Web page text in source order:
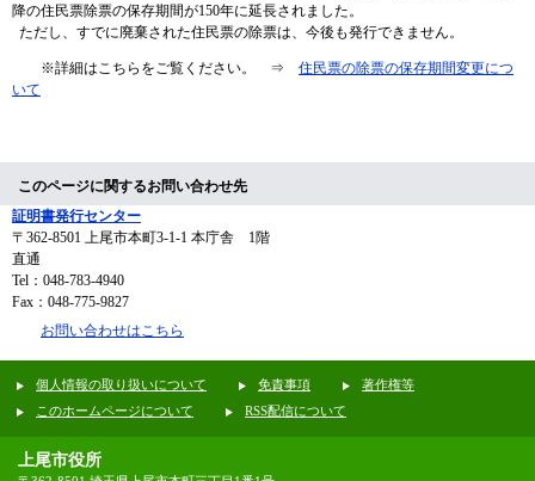
降の住民票除票の保存期間が150年に延長されました。
ただし、すでに廃棄された住民票の除票は、今後も発行できません。
※詳細はこちらをご覧ください。 ⇒ 住民票の除票の保存期間変更につ
いて
このページに関するお問い合わせ先
証明書発行センター
〒362-8501
上尾市本町3-1-1 本庁舎 1階
直通
Tel：048-783-4940
Fax：048-775-9827
お問い合わせはこちら
個人情報の取り扱いについて 免責事項
著作権等
このホームページについて
RSS配信について
上尾市役所